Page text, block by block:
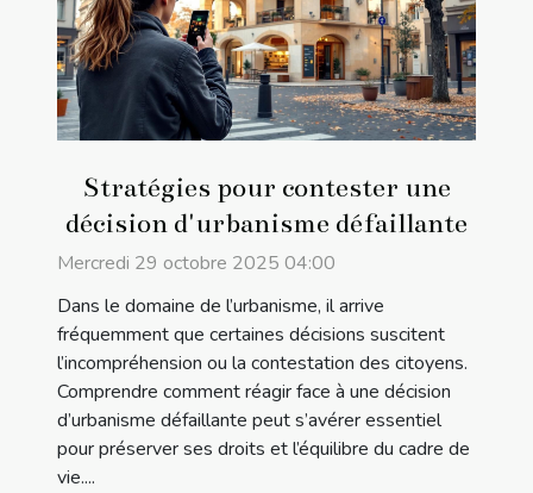
Stratégies pour contester une
décision d'urbanisme défaillante
Mercredi 29 octobre 2025 04:00
Dans le domaine de l’urbanisme, il arrive
fréquemment que certaines décisions suscitent
l’incompréhension ou la contestation des citoyens.
Comprendre comment réagir face à une décision
d’urbanisme défaillante peut s’avérer essentiel
pour préserver ses droits et l’équilibre du cadre de
vie....